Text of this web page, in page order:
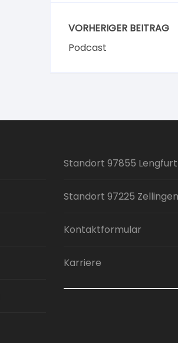
VORHERIGER BEITRAG
Podcast
Standort 97855 Lengfurt
Standort 97225 Zellingen
Kontaktformular
Karriere